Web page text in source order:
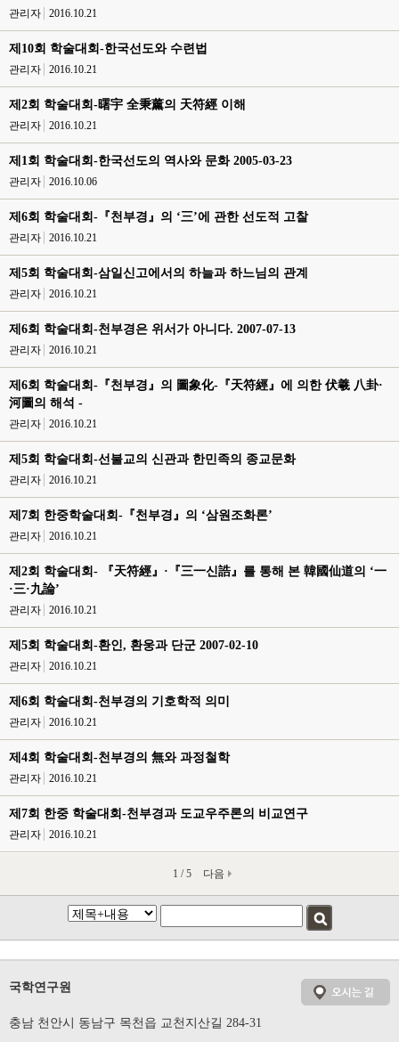
관리자 2016.10.21
제10회 학술대회-한국선도와 수련법
관리자 2016.10.21
제2회 학술대회-曙宇 全秉薰의 天符經 이해
관리자 2016.10.21
제1회 학술대회-한국선도의 역사와 문화 2005-03-23
관리자 2016.10.06
제6회 학술대회-『천부경』의 ‘三’에 관한 선도적 고찰
관리자 2016.10.21
제5회 학술대회-삼일신고에서의 하늘과 하느님의 관계
관리자 2016.10.21
제6회 학술대회-천부경은 위서가 아니다. 2007-07-13
관리자 2016.10.21
제6회 학술대회-『천부경』의 圖象化-『天符經』에 의한 伏羲 八卦·
河圖의 해석 -
관리자 2016.10.21
제5회 학술대회-선불교의 신관과 한민족의 종교문화
관리자 2016.10.21
제7회 한중학술대회-『천부경』의 ‘삼원조화론’
관리자 2016.10.21
제2회 학술대회- 『天符經』·『三一신誥』를 통해 본 韓國仙道의 ‘一
·三·九論’
관리자 2016.10.21
제5회 학술대회-환인, 환웅과 단군 2007-02-10
관리자 2016.10.21
제6회 학술대회-천부경의 기호학적 의미
관리자 2016.10.21
제4회 학술대회-천부경의 無와 과정철학
관리자 2016.10.21
제7회 한중 학술대회-천부경과 도교우주론의 비교연구
관리자 2016.10.21
1 / 5 다음
국학연구원
충남 천안시 동남구 목천읍 교천지산길 284-31